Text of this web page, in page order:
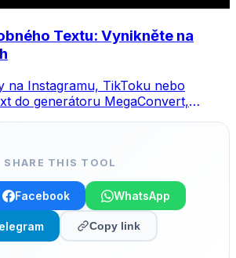
Textu: Vynikněte na
na Instagramu, TikToku nebo
do generátoru MegaConvert,
SHARE THIS TOOL
Facebook WhatsApp
Copy link